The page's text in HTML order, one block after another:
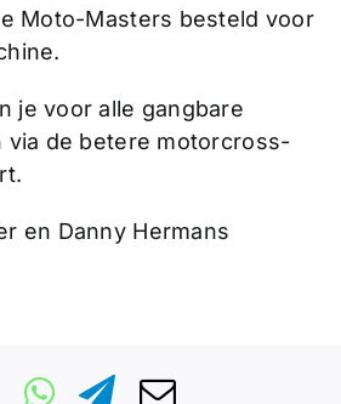
Moto-Masters besteld voor
je voor alle gangbare
via de betere motorcross-
en Danny Hermans